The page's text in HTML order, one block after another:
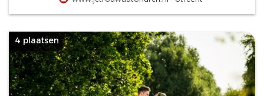
4 plaatsen